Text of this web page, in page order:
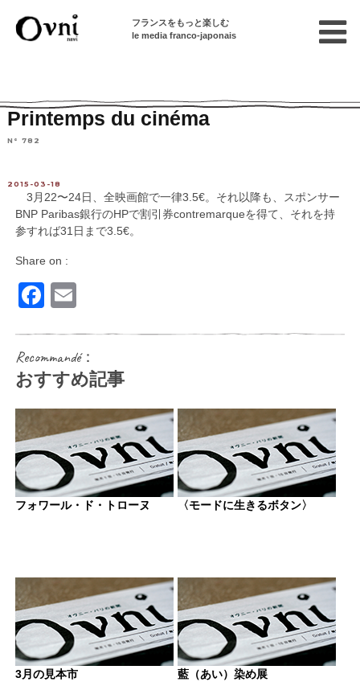
フランスをもっと楽しむ
le media franco-japonais
Printemps du cinéma
N° 782
2015-03-18
3月22〜24日、全映画館で一律3.5€。それ以降も、スポンサー
BNP Paribas銀行のHPで割引券contremarqueを得て、それを持
参すれば31日まで3.5€。
Share on :
Facebook
Recommandé：
おすすめ記事
フォワール・ド・トローヌ 〈モードに生きるボタン〉
3月の見本市 藍（あい）染め展